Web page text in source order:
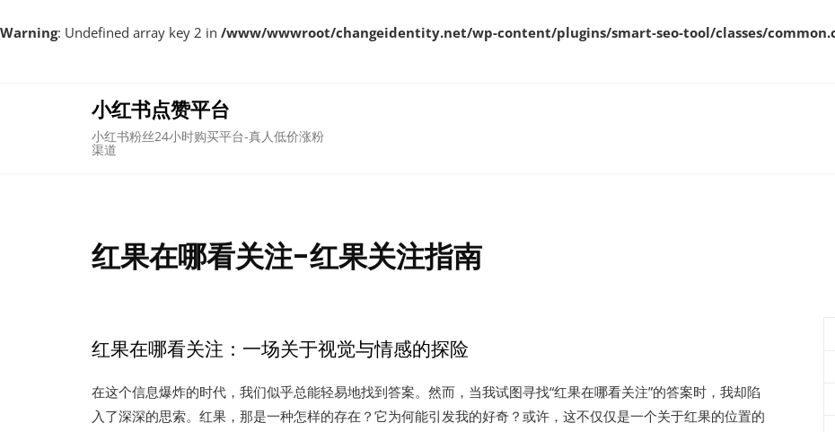
Warning: Undefined array key 2 in /www/wwwroot/changeidentity.net/wp-content/plugins/smart-seo-tool/classes/
小红书点赞平台
小红书粉丝24小时购买平台-真人低价涨粉
渠道
红果在哪看关注-红果关注指南
红果在哪看关注：一场关于视觉与情感的探险
在这个信息爆炸的时代，我们似乎总能轻易地找到答案。然而，当我试图寻找“红果在哪看关注”的答案时，我却陷
入了深深的思索。红果，那是一种怎样的存在？它为何能引发我的好奇？或许，这不仅仅是一个关于红果的位置的